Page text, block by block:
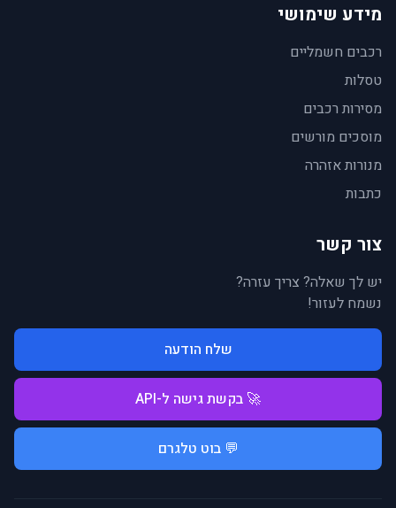
מידע שימושי
רכבים חשמליים
טסלות
מסירות רכבים
מוסכים מורשים
מנורות אזהרה
כתבות
צור קשר
יש לך שאלה? צריך עזרה?
נשמח לעזור!
שלח הודעה
🚀 בקשת גישה ל-API
💬 בוט טלגרם